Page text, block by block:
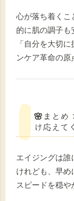
心が落ち着くこ
的に肌の調子も
「自分を大切
ンケア革命の原
🌸まとめ
け応えて
エイジングは誰
けれども、早め
スピードを穏や